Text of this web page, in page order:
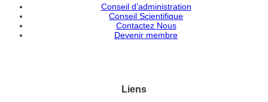
Conseil d’administration
Conseil Scientifique
Contactez Nous
Devenir membre
Liens